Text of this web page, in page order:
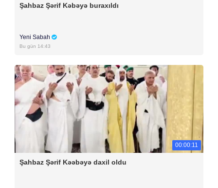
Şahbaz Şərif Kəbəyə buraxıldı
Yeni Sabah
Bu gün 14:43
00:00:11
Şahbaz Şərif Kəəbəyə daxil oldu